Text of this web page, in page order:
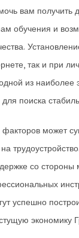
вам получить
обучения и
так и при
из
для поиска
может
со
успешно
экономику